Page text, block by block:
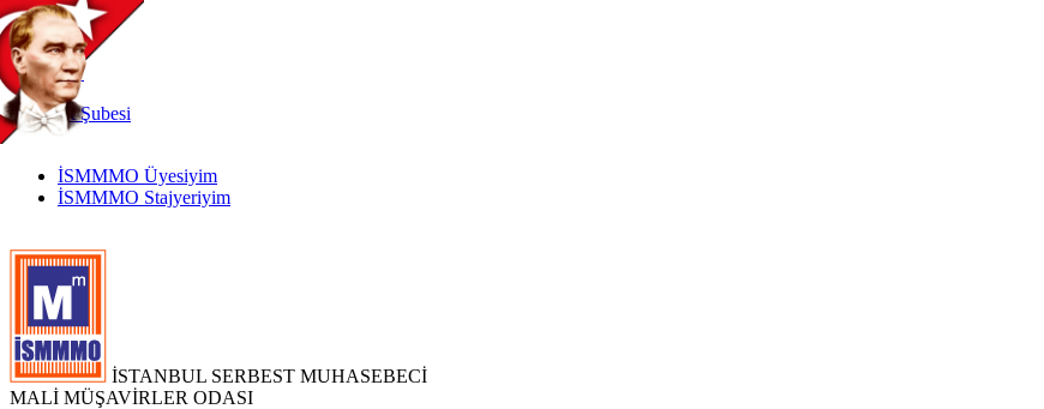
TR
|
EN
İnternetŞubesi
İSMMMO Üyesiyim
İSMMMO Stajyeriyim
İSTANBUL SERBEST MUHASEBECİ
MALİ MÜŞAVİRLER ODASI